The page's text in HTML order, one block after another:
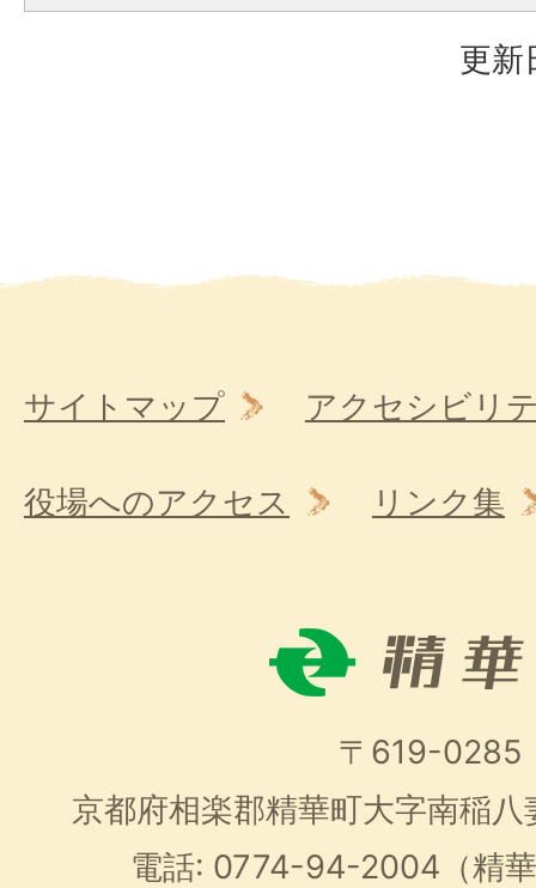
更新
サイトマップ アクセシビリ
役場へのアクセス リンク集
〒619-0285
京都府相楽郡精華町大字南稲
電話: 0774-94-2004（精